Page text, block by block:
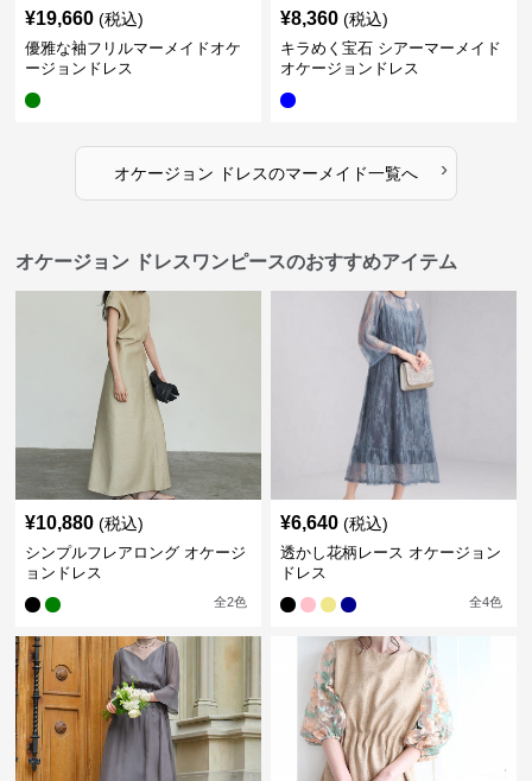
¥19,660 (税込)
優雅な袖フリルマーメイドオケ
ージョンドレス
¥8,360 (税込)
キラめく宝石 シアーマーメイド
オケージョンドレス
オケージョン ドレスのマーメイド一覧へ ›
オケージョン ドレスワンピースのおすすめアイテム
¥10,880 (税込)
シンプルフレアロング オケージ
ョンドレス
全2色
¥6,640 (税込)
透かし花柄レース オケージョン
ドレス
全4色